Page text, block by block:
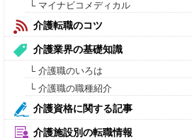
└ マイナビコメディカル
介護転職のコツ
介護業界の基礎知識
└ 介護職のいろは
└ 介護職の職種紹介
介護資格に関する記事
介護施設別の転職情報